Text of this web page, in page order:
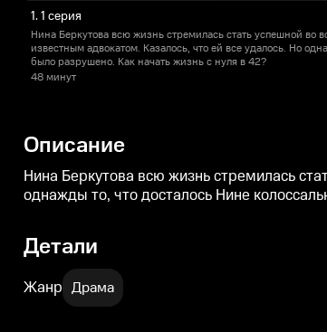
1. 1 серия
Нина Беркутова всю жизнь стремилась стать успешной
известным адвокатом. Казалось, что ей все удалось. Но
было разрушено. Как начать жизнь с нуля в 42?
48 минут
Описание
Нина Беркутова всю жизнь стремилась
однажды то, что досталось Нине
Детали
Жанр Драма